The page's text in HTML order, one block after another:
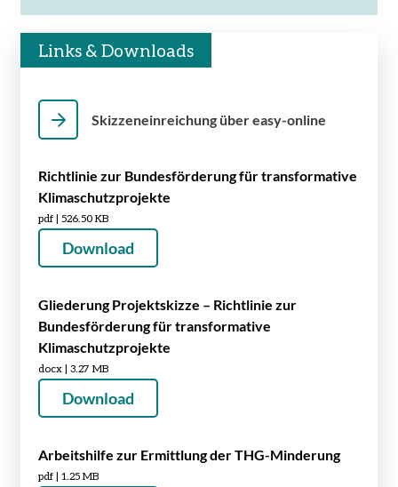
Links & Downloads
Skizzeneinreichung über easy-online
Richtlinie zur Bundesförderung für transformative
Klimaschutzprojekte
pdf | 526.50 KB
Download
Gliederung Projektskizze – Richtlinie zur
Bundesförderung für transformative
Klimaschutzprojekte
docx | 3.27 MB
Download
Arbeitshilfe zur Ermittlung der THG-Minderung
pdf | 1.25 MB